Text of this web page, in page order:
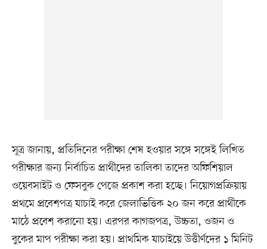
সূত্র জানায়, প্রতিদিনের পরীক্ষা শেষ হওয়ার সঙ্গে সঙ্গেই লিখিত
পরীক্ষার জন্য নির্বাচিত প্রার্থীদের তালিকা তাদের অফিশিয়াল
ওয়েবসাইট ও ফেসবুক পেজে প্রকাশ করা হচ্ছে। নিয়োগপ্রক্রিয়ায়
প্রথমে প্রবেশপত্র যাচাই করে জেলাভিত্তিক ২০ জন করে প্রার্থীকে
মাঠে প্রবেশ করানো হয়। এরপর কাগজপত্র, উচ্চতা, ওজন ও
বুকের মাপ পরীক্ষা করা হয়। প্রাথমিক যাচাইয়ে উত্তীর্ণদের ১ মিনিট